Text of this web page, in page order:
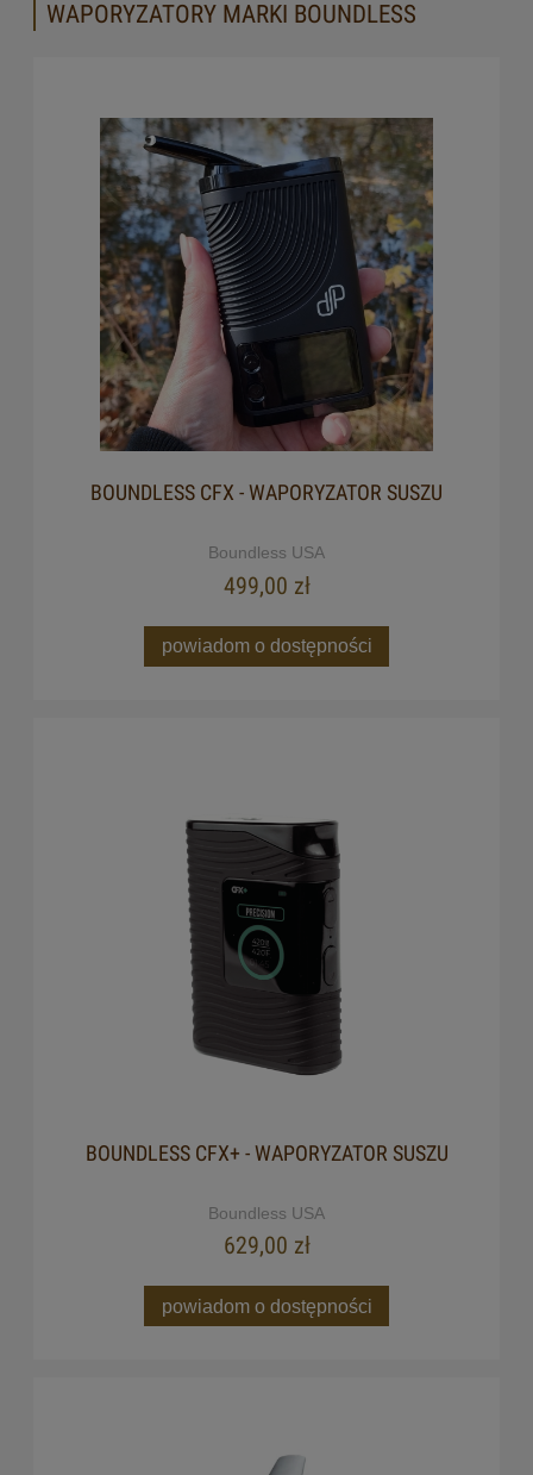
WAPORYZATORY MARKI BOUNDLESS
BOUNDLESS CFX - WAPORYZATOR SUSZU
Boundless USA
499,00 zł
powiadom o dostępności
BOUNDLESS CFX+ - WAPORYZATOR SUSZU
Boundless USA
629,00 zł
powiadom o dostępności